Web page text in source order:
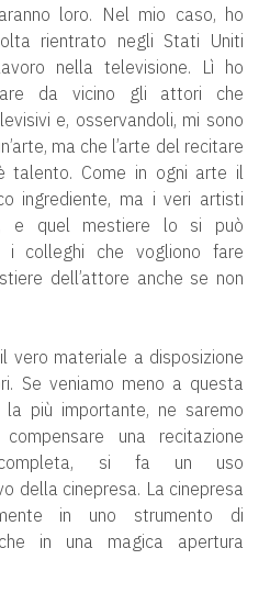
loro. Nel mio caso, ho
rientrato negli Stati Uniti
nella televisione. Lì ho
da vicino gli attori che
e, osservandoli, mi sono
ma che l’arte del recitare
talento. Come in ogni arte il
ingrediente, ma i veri artisti
e quel mestiere lo si può
i colleghi che vogliono fare
dell’attore anche se non
vero materiale a disposizione
Se veniamo meno a questa
più importante, ne saremo
una recitazione
si fa un uso
della cinepresa. La cinepresa
in uno strumento di
in una magica apertura